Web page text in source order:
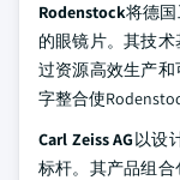
Rodenstock将德
的眼镜片。其技
过资源高效生产
字整合使
Carl Zeiss AG以设
标杆。其产品组